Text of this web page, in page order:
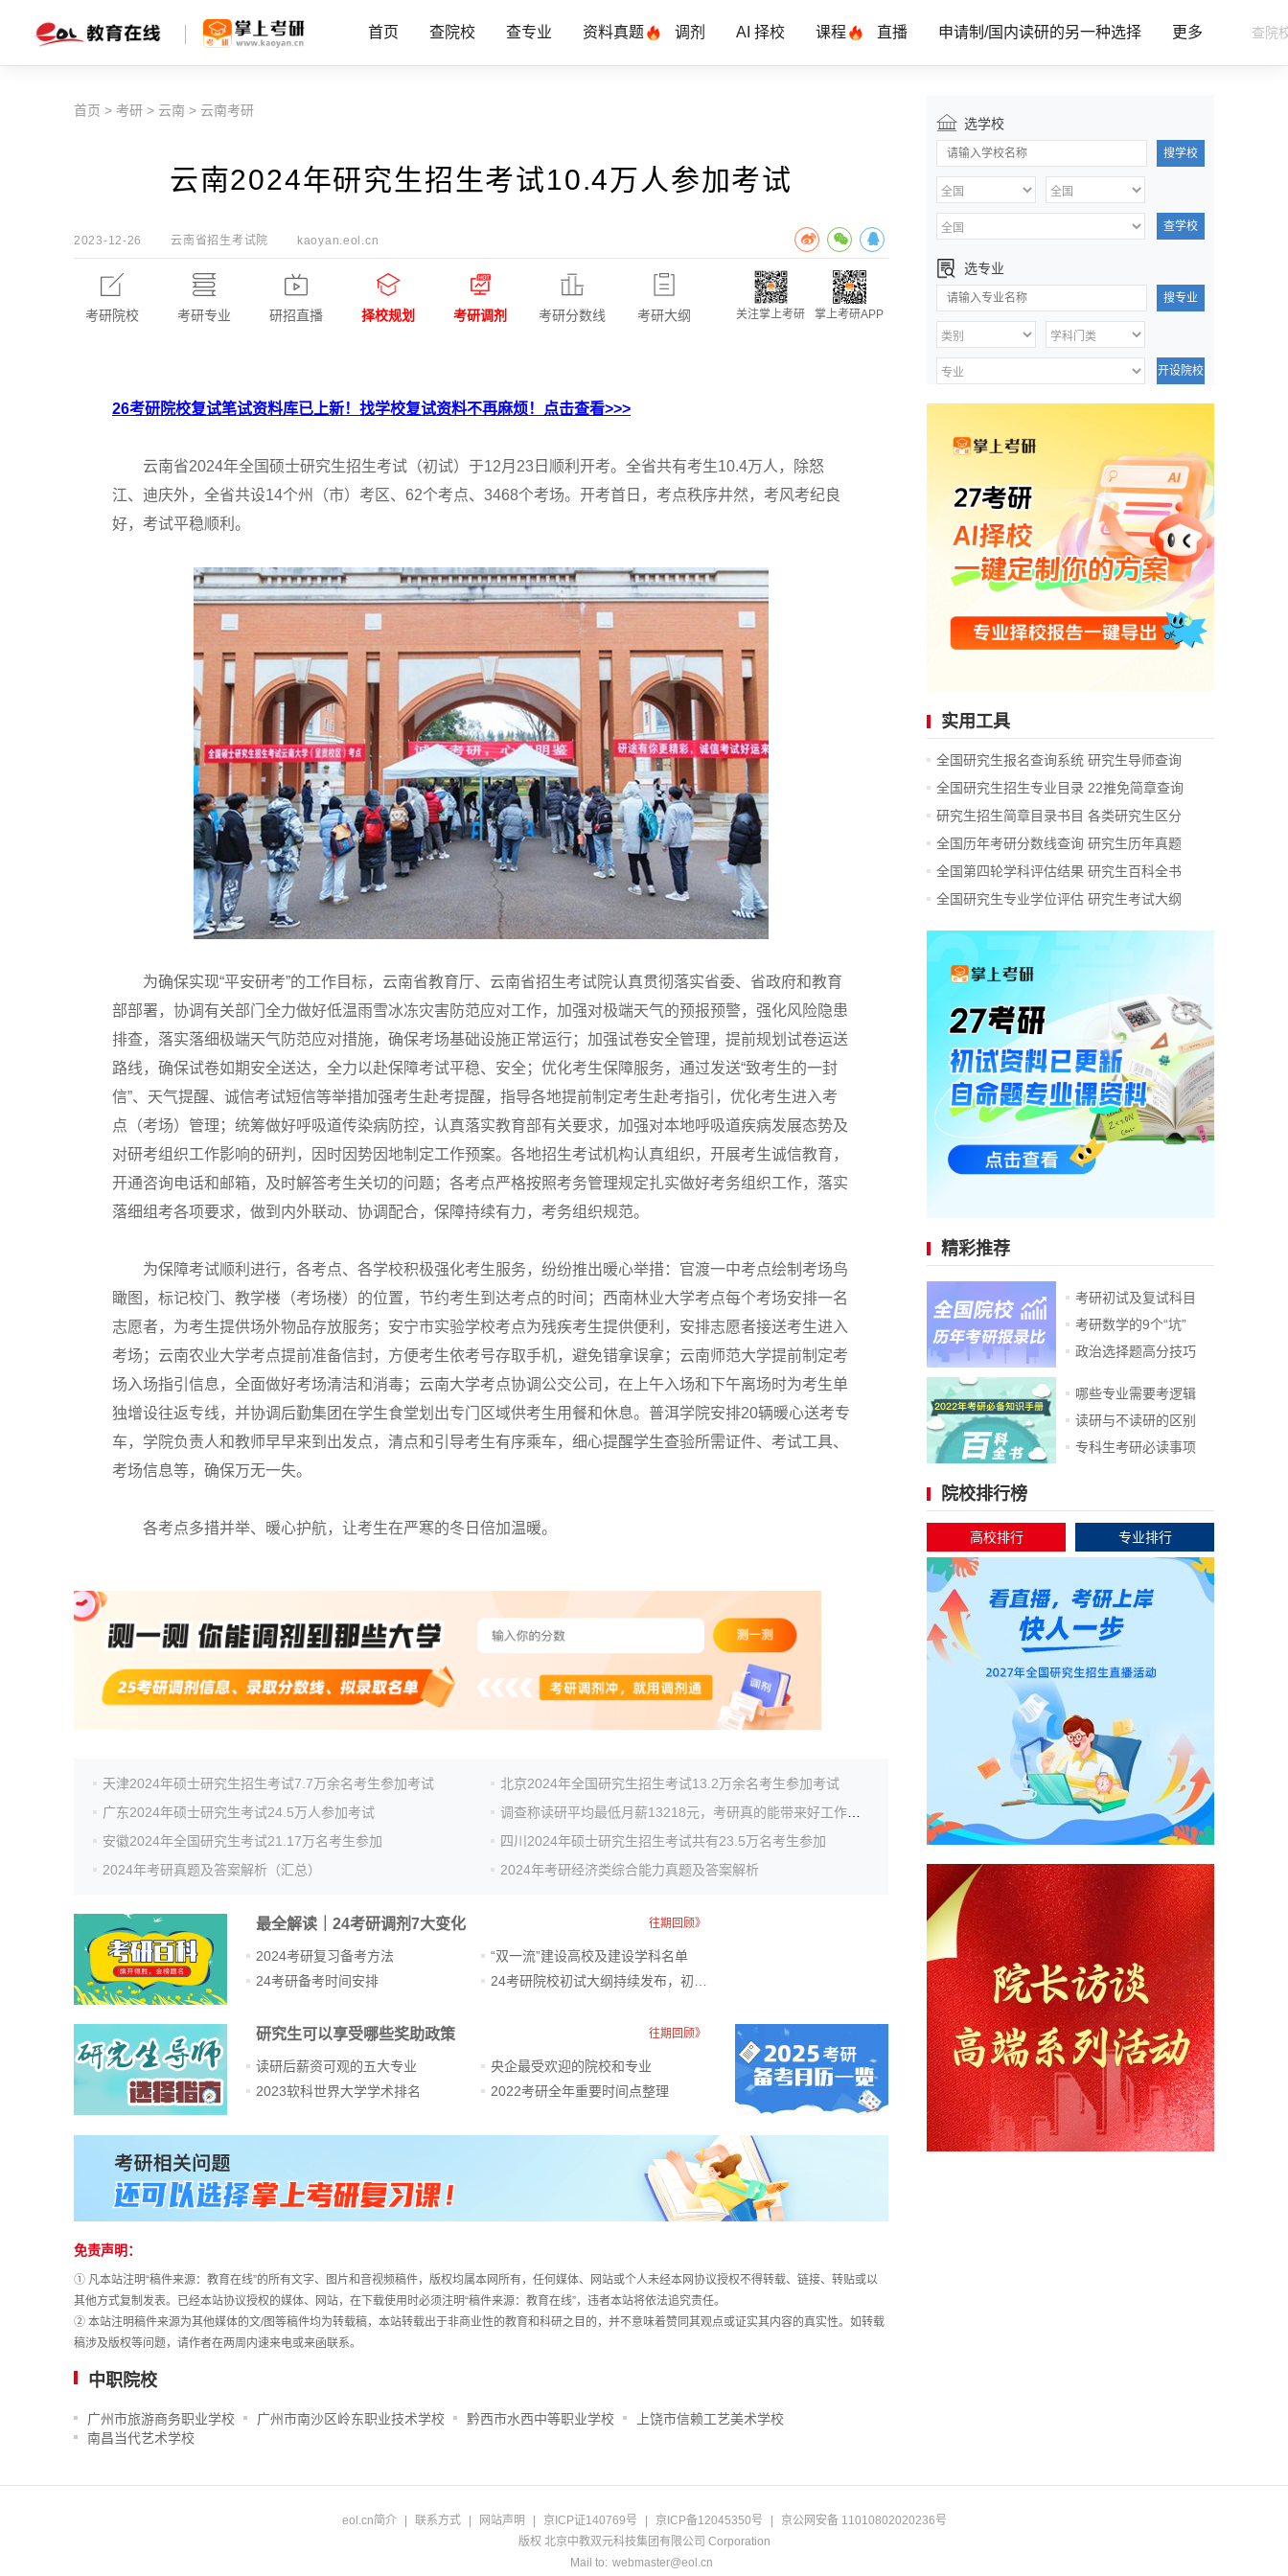
首页 查院校 查专业 资料真题 调剂 AI 择校 课程 直播 申请制/国内读研的另一种选择 更多
首页 > 考研 > 云南 > 云南考研
云南2024年研究生招生考试10.4万人参加考试
2023-12-26 云南省招生考试院 kaoyan.eol.cn
考研院校 考研专业 研招直播 择校规划 考研调剂 考研分数线 考研大纲 关注掌上考研 掌上考研APP
26考研院校复试笔试资料库已上新！找学校复试资料不再麻烦！点击查看>>>
云南省2024年全国硕士研究生招生考试（初试）于12月23日顺利开考。全省共有考生10.4万人，除怒
江、迪庆外，全省共设14个州（市）考区、62个考点、3468个考场。开考首日，考点秩序井然，考风考纪良
好，考试平稳顺利。
为确保实现“平安研考”的工作目标，云南省教育厅、云南省招生考试院认真贯彻落实省委、省政府和教育
部部署，协调有关部门全力做好低温雨雪冰冻灾害防范应对工作，加强对极端天气的预报预警，强化风险隐患
排查，落实落细极端天气防范应对措施，确保考场基础设施正常运行；加强试卷安全管理，提前规划试卷运送
路线，确保试卷如期安全送达，全力以赴保障考试平稳、安全；优化考生保障服务，通过发送“致考生的一封
信”、天气提醒、诚信考试短信等举措加强考生赴考提醒，指导各地提前制定考生赴考指引，优化考生进入考
点（考场）管理；统筹做好呼吸道传染病防控，认真落实教育部有关要求，加强对本地呼吸道疾病发展态势及
对研考组织工作影响的研判，因时因势因地制定工作预案。各地招生考试机构认真组织，开展考生诚信教育，
开通咨询电话和邮箱，及时解答考生关切的问题；各考点严格按照考务管理规定扎实做好考务组织工作，落实
落细组考各项要求，做到内外联动、协调配合，保障持续有力，考务组织规范。
为保障考试顺利进行，各考点、各学校积极强化考生服务，纷纷推出暖心举措：官渡一中考点绘制考场鸟
瞰图，标记校门、教学楼（考场楼）的位置，节约考生到达考点的时间；西南林业大学考点每个考场安排一名
志愿者，为考生提供场外物品存放服务；安宁市实验学校考点为残疾考生提供便利，安排志愿者接送考生进入
考场；云南农业大学考点提前准备信封，方便考生依考号存取手机，避免错拿误拿；云南师范大学提前制定考
场入场指引信息，全面做好考场清洁和消毒；云南大学考点协调公交公司，在上午入场和下午离场时为考生单
独增设往返专线，并协调后勤集团在学生食堂划出专门区域供考生用餐和休息。普洱学院安排20辆暖心送考专
车，学院负责人和教师早早来到出发点，清点和引导考生有序乘车，细心提醒学生查验所需证件、考试工具、
考场信息等，确保万无一失。
各考点多措并举、暖心护航，让考生在严寒的冬日倍加温暖。
天津2024年硕士研究生招生考试7.7万余名考生参加考试
北京2024年全国研究生招生考试13.2万余名考生参加考试
广东2024年硕士研究生考试24.5万人参加考试
安徽2024年全国研究生考试21.17万名考生参加
四川2024年硕士研究生招生考试共有23.5万名考生参加
2024年考研真题及答案解析（汇总）
2024年考研经济类综合能力真题及答案解析
最全解读｜24考研调剂7大变化 往期回顾》
2024考研复习备考方法
24考研备考时间安排
“双一流”建设高校及建设学科名单
研究生可以享受哪些奖助政策 往期回顾》
读研后薪资可观的五大专业
2023软科世界大学学术排名
央企最受欢迎的院校和专业
2022考研全年重要时间点整理
免责声明：
① 凡本站注明“稿件来源：教育在线”的所有文字、图片和音视频稿件，版权均属本网所有，任何媒体、网站或个人未经本网协议授权不得转载、链接、转贴或以
其他方式复制发表。已经本站协议授权的媒体、网站，在下载使用时必须注明“稿件来源：教育在线”，违者本站将依法追究责任。
② 本站注明稿件来源为其他媒体的文/图等稿件均为转载稿，本站转载出于非商业性的教育和科研之目的，并不意味着赞同其观点或证实其内容的真实性。如转载
稿涉及版权等问题，请作者在两周内速来电或来函联系。
中职院校
广州市旅游商务职业学校 广州市南沙区岭东职业技术学校 黔西市水西中等职业学校
上饶市信赖工艺美术学校
南昌当代艺术学校
选学校
搜学校
查学校
选专业
搜专业
开设院校
实用工具
全国研究生报名查询系统 研究生导师查询
全国研究生招生专业目录 22推免简章查询
研究生招生简章目录书目 各类研究生区分
全国历年考研分数线查询 研究生历年真题
全国第四轮学科评估结果 研究生百科全书
全国研究生专业学位评估 研究生考试大纲
精彩推荐
考研初试及复试科目
考研数学的9个“坑”
政治选择题高分技巧
哪些专业需要考逻辑
读研与不读研的区别
专科生考研必读事项
院校排行榜
高校排行 专业排行
eol.cn简介 联系方式 网站声明 京ICP证140769号 京ICP备12045350号
京公网安备 11010802020236号
版权 北京中教双元科技集团有限公司 Corporation
Mail to: webmaster@eol.cn